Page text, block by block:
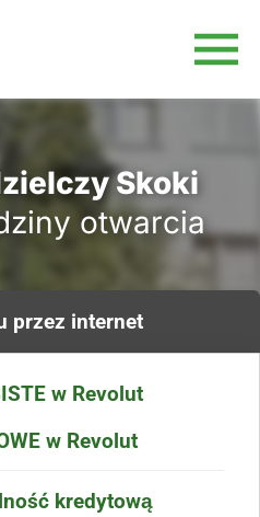
Skoki
otwarcia
przez internet
w Revolut
w Revolut
kredytową